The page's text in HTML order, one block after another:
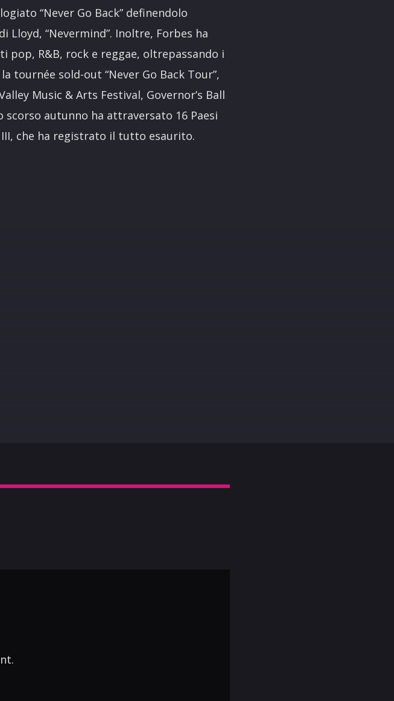
“Never Go Back” definendolo
Lloyd, “Nevermind”. Inoltre, Forbes ha
pop, R&B, rock e reggae, oltrepassando i
tournée sold-out “Never Go Back Tour”,
Music & Arts Festival, Governor’s Ball
scorso autunno ha attraversato 16 Paesi
che ha registrato il tutto esaurito.